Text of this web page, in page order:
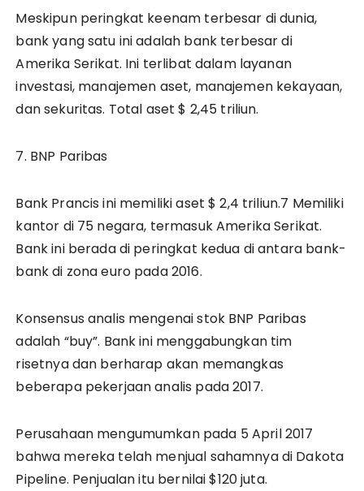
Meskipun peringkat keenam terbesar di dunia,
bank yang satu ini adalah bank terbesar di
Amerika Serikat. Ini terlibat dalam layanan
investasi, manajemen aset, manajemen kekayaan,
dan sekuritas. Total aset $ 2,45 triliun.
7. BNP Paribas
Bank Prancis ini memiliki aset $ 2,4 triliun.7 Memiliki
kantor di 75 negara, termasuk Amerika Serikat.
Bank ini berada di peringkat kedua di antara bank-
bank di zona euro pada 2016.
Konsensus analis mengenai stok BNP Paribas
adalah “buy”. Bank ini menggabungkan tim
risetnya dan berharap akan memangkas
beberapa pekerjaan analis pada 2017.
Perusahaan mengumumkan pada 5 April 2017
bahwa mereka telah menjual sahamnya di Dakota
Pipeline. Penjualan itu bernilai $120 juta.